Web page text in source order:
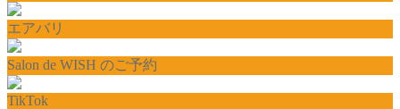
エアバリ
Salon de WISH のご予約
TikTok